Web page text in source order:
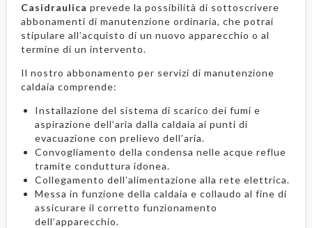
Casidraulica prevede la possibilità di sottoscrivere
abbonamenti di manutenzione ordinaria, che potrai
stipulare all’acquisto di un nuovo apparecchio o al
termine di un intervento.
Il nostro abbonamento per servizi di manutenzione
caldaia comprende:
Installazione del sistema di scarico dei fumi e
aspirazione dell’aria dalla caldaia ai punti di
evacuazione con prelievo dell’aria.
Convogliamento della condensa nelle acque reflue
tramite conduttura idonea.
Collegamento dell’alimentazione alla rete elettrica.
Messa in funzione della caldaia e collaudo al fine di
assicurare il corretto funzionamento
dell’apparecchio.